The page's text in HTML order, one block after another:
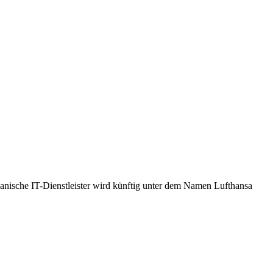
IT-Dienstleister wird künftig unter dem Namen Lufthansa